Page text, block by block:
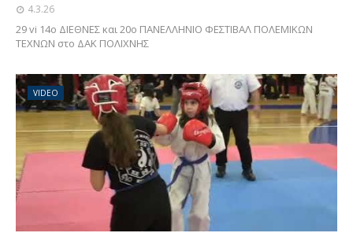
4.3.26
29 vi 14ο ΔΙΕΘΝΕΣ και 20ο ΠΑΝΕΛΛΗΝΙΟ ΦΕΣΤΙΒΑΛ ΠΟΛΕΜΙΚΩΝ
ΤΕΧΝΩΝ στο ΔΑΚ ΠΟΛΙΧΝΗΣ
VIDEO